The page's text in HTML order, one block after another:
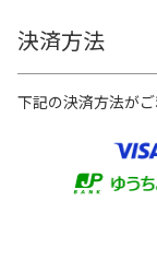
決済方法
下記の決済方法がご